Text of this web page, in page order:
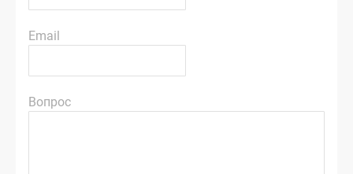
Email
Вопрос